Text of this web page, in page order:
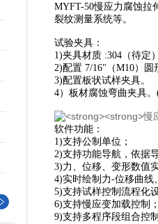
MYFT-50慢应力腐蚀拉
裂纹测量系统等。
试验夹具：
1)夹具材质 :304（待定
2)配置 7/16"（M10）圆
3)配置板状试样夹具。
4）板材腐蚀弯曲夹具
软件功能：
1)支持公制单位；
2)支持功能导航，依据
3)力、位移、变形数值
4)实时绘制力-位移曲
5)支持试样控制流程化
6)支持慢应变加载控制
9)支持多程序段组合控